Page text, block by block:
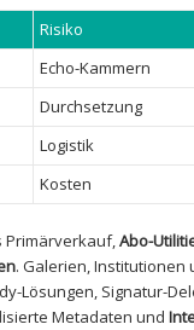
Risiko
Echo-Kammern
Durchsetzung
Logistik
Kosten
Primärverkauf,Abo-
. Galerien, Institutionen
Lösungen, Signatur-
Metadaten und